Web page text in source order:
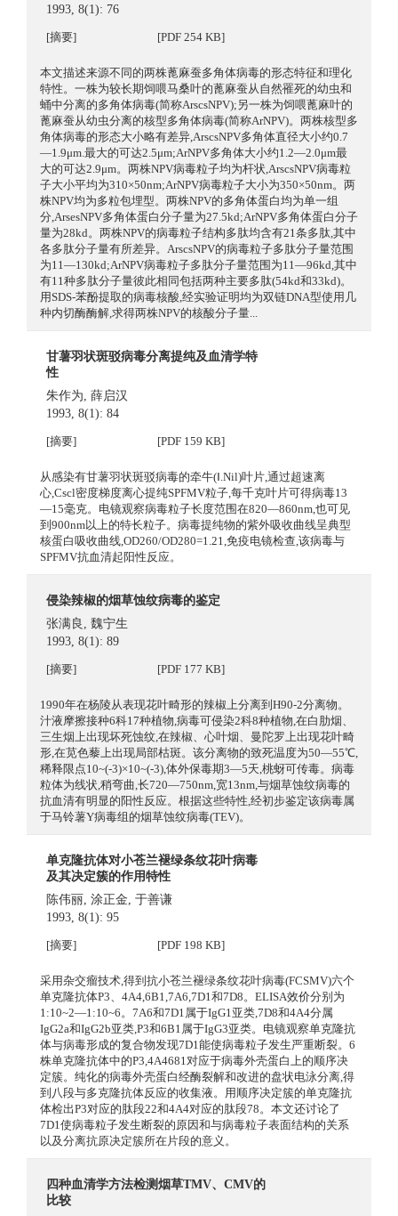
1993, 8(1): 76
[摘要] [PDF 254 KB]
本文描述来源不同的两株蓖麻蚕多角体病毒的形态特征和理化
特性。一株为较长期饲喂马桑叶的蓖麻蚕从自然罹死的幼虫和
蛹中分离的多角体病毒(简称ArscsNPV);另一株为饲喂蓖麻叶的
蓖麻蚕从幼虫分离的核型多角体病毒(简称ArNPV)。两株核型多
角体病毒的形态大小略有差异,ArscsNPV多角体直径大小约0.7
—1.9μm.最大的可达2.5μm;ArNPV多角体大小约1.2—2.0μm最
大的可达2.9μm。两株NPV病毒粒子均为杆状,ArscsNPV病毒粒
子大小平均为310×50nm;ArNPV病毒粒子大小为350×50nm。两
株NPV均为多粒包埋型。两株NPV的多角体蛋白均为单一组
分,ArsesNPV多角体蛋白分子量为27.5kd;ArNPV多角体蛋白分子
量为28kd。两株NPV的病毒粒子结构多肽均含有21条多肽,其中
各多肽分子量有所差异。ArscsNPV的病毒粒子多肽分子量范围
为11—130kd;ArNPV病毒粒子多肽分子量范围为11—96kd,其中
有11种多肽分子量彼此相同包括两种主要多肽(54kd和33kd)。
用SDS-苯酚提取的病毒核酸,经实验证明均为双链DNA型使用几
种内切酶酶解,求得两株NPV的核酸分子量...
甘薯羽状斑驳病毒分离提纯及血清学特
性
朱作为,薛启汉
1993, 8(1): 84
[摘要] [PDF 159 KB]
从感染有甘薯羽状斑驳病毒的牵牛(Ⅰ.Nil)叶片,通过超速离
心,Cscl密度梯度离心提纯SPFMV粒子,每千克叶片可得病毒13
—15毫克。电镜观察病毒粒子长度范围在820—860nm,也可见
到900nm以上的特长粒子。病毒提纯物的紫外吸收曲线呈典型
核蛋白吸收曲线,OD260/OD280=1.21,免疫电镜检查,该病毒与
SPFMV抗血清起阳性反应。
侵染辣椒的烟草蚀纹病毒的鉴定
张满良 ,魏宁生
1993, 8(1): 89
[摘要] [PDF 177 KB]
1990年在杨陵从表现花叶畸形的辣椒上分离到H90-2分离物。
汁液摩擦接种6科17种植物,病毒可侵染2科8种植物,在白肋烟、
三生烟上出现坏死蚀纹,在辣椒、心叶烟、曼陀罗上出现花叶畸
形,在苋色藜上出现局部枯斑。该分离物的致死温度为50—55℃,
稀释限点10~(-3)×10~(-3),体外保毒期3—5天,桃蚜可传毒。病毒
粒体为线状,稍弯曲,长720—750nm,宽13nm,与烟草蚀纹病毒的
抗血清有明显的阳性反应。根据这些特性,经初步鉴定该病毒属
于马铃薯Y病毒组的烟草蚀纹病毒(TEV)。
单克隆抗体对小苍兰褪绿条纹花叶病毒
及其决定簇的作用特性
陈伟丽,涂正金,于善谦
1993, 8(1): 95
[摘要] [PDF 198 KB]
采用杂交瘤技术,得到抗小苍兰褪绿条纹花叶病毒(FCSMV)六个
单克隆抗体P3、4A4,6B1,7A6,7D1和7D8。ELISA效价分别为
1:10~2—1:10~6。7A6和7D1属于IgG1亚类,7D8和4A4分属
IgG2a和IgG2b亚类,P3和6B1属于IgG3亚类。电镜观察单克隆抗
体与病毒形成的复合物发现7D1能使病毒粒子发生严重断裂。6
株单克隆抗体中的P3,4A4681对应于病毒外壳蛋白上的顺序决
定簇。纯化的病毒外壳蛋白经酶裂解和改进的盘状电泳分离,得
到八段与多克隆抗体反应的收集液。用顺序决定簇的单克隆抗
体检出P3对应的肽段22和4A4对应的肽段78。本文还讨论了
7D1使病毒粒子发生断裂的原因和与病毒粒子表面结构的关系
以及分离抗原决定簇所在片段的意义。
四种血清学方法检测烟草TMV、CMV的
比较